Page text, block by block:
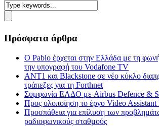
Πρόσφατα άρθρα
Ο Pablo έρχεται στην Ελλάδα με τη
την υπογραφή του Vodafone TV
ΑΝΤ1 και Blackstone σε νέο κύκλο
τράπεζες για τη Forthnet
Συμφωνία ΕΛΔΟ με Airbus Defence &
Προς υλοποίηση το έργο Video Assistant
Προσπάθεια για επίλυση των
ραδιοφωνικούς σταθμούς